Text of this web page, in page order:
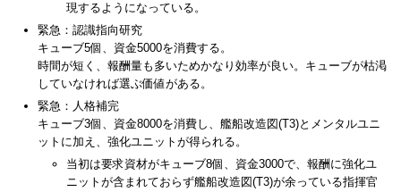
現するようになっている。
緊急：認識指向研究
キューブ5個、資金5000を消費する。
時間が短く、報酬量も多いためかなり効率が良い。キューブが枯渇
していなければ選ぶ価値がある。
緊急：人格補完
キューブ3個、資金8000を消費し、艦船改造図(T3)とメンタルユニ
ットに加え、強化ユニットが得られる。
当初は要求資材がキューブ8個、資金3000で、報酬に強化ユ
ニットが含まれておらず艦船改造図(T3)が余っている指揮官